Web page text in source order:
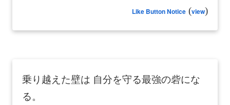
Like Button Notice (view)
乗り越えた壁は 自分を守る最強の砦にな
る。